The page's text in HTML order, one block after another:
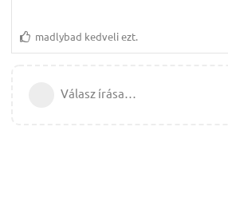
madlybad kedveli ezt.
Válasz írása…